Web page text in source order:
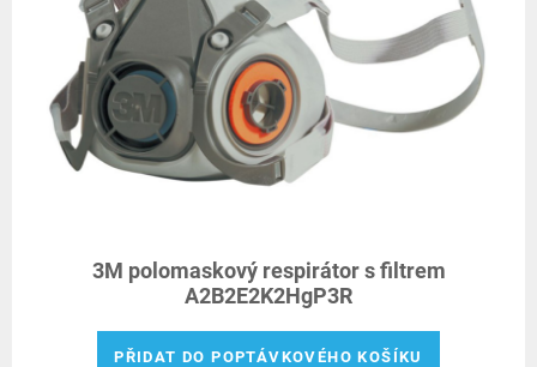
3M polomaskový respirátor s filtrem
A2B2E2K2HgP3R
PŘIDAT DO POPTÁVKOVÉHO KOŠÍKU